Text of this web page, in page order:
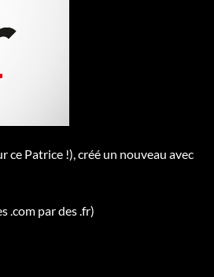
ce Patrice !), créé un nouveau avec
.com par des .fr)